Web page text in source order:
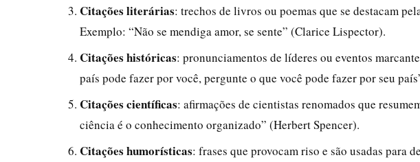
Citações literárias: trechos de livros ou poemas que se destacam
Exemplo: “Não se mendiga amor, se sente” (Clarice Lispector).
Citações históricas: pronunciamentos de líderes ou eventos
país pode fazer por você, pergunte o que você pode fazer por seu
Citações científicas: afirmações de cientistas renomados que
ciência é o conhecimento organizado” (Herbert Spencer).
Citações humorísticas: frases que provocam riso e são usadas para